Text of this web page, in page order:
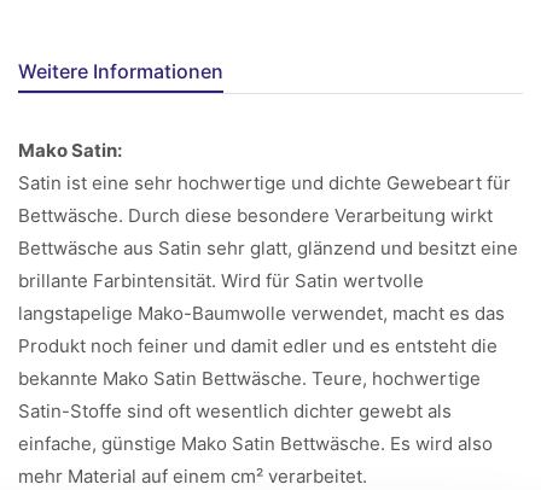
Weitere Informationen
Mako Satin:
Satin ist eine sehr hochwertige und dichte Gewebeart für
Bettwäsche. Durch diese besondere Verarbeitung wirkt
Bettwäsche aus Satin sehr glatt, glänzend und besitzt eine
brillante Farbintensität. Wird für Satin wertvolle
langstapelige Mako-Baumwolle verwendet, macht es das
Produkt noch feiner und damit edler und es entsteht die
bekannte Mako Satin Bettwäsche. Teure, hochwertige
Satin-Stoffe sind oft wesentlich dichter gewebt als
einfache, günstige Mako Satin Bettwäsche. Es wird also
mehr Material auf einem cm² verarbeitet.